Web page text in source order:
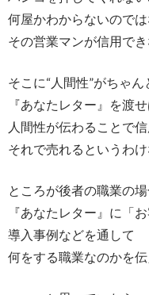
何屋かわからないのでは
その営業マンが信用でき
そこに“人間性”がちゃ
『あなたレター』を渡
人間性が伝わることで
それで売れるというわけ
ところが後者の職業の
『あなたレター』に「
導入事例などを通して
何をする職業なのかを